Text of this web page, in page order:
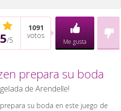
5/5
1091
votos
Me gusta
prepara su boda
de Arendelle!
prepara su boda en este juego de